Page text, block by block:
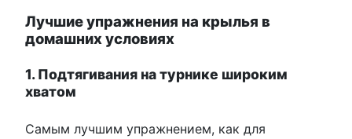
Лучшие упражнения на крылья в
домашних условиях
1. Подтягивания на турнике широким
хватом
Самым лучшим упражнением, как для